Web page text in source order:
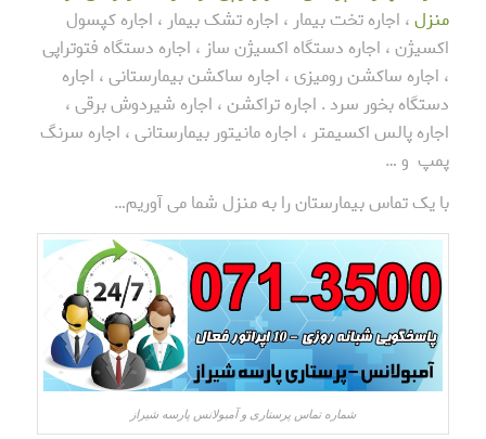
منزل، اجاره تخت بیمار ، اجاره تشک بیمار ، اجاره کپسول
اکسیژن ، اجاره دستگاه اکسیژن ساز ، اجاره دستگاه فتوتراپی
، اجاره ساکشن رومیزی ، اجاره ساکشن بیمارستانی ، اجاره
دستگاه بخور سرد . اجاره تراکشن ، اجاره شیردوش برقی ،
اجاره پالس اکسیمتر ، اجاره مانیتور بیمارستانی ، اجاره سرنگ
پمپ و …
با یک تماس بیمارستان را به منزل شما می آوریم…
شماره تماس پرستاری و آمبولانس پارسه شیراز